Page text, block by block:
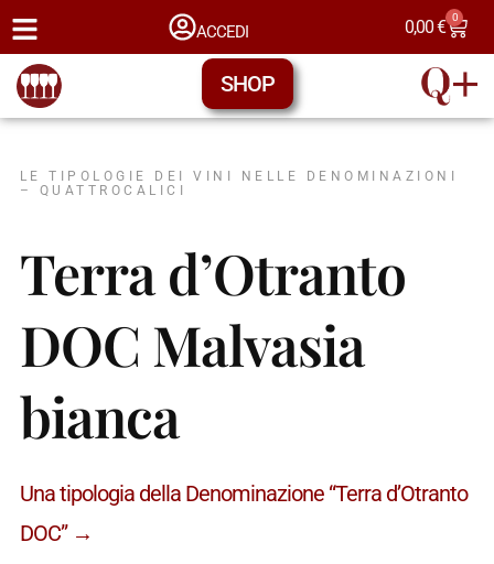
ACCEDI 0,00€ 0
SHOP
LE TIPOLOGIE DEI VINI NELLE DENOMINAZIONI
– QUATTROCALICI
Terra d’Otranto
DOC Malvasia
bianca
Una tipologia della Denominazione “Terra d’Otranto
DOC” →